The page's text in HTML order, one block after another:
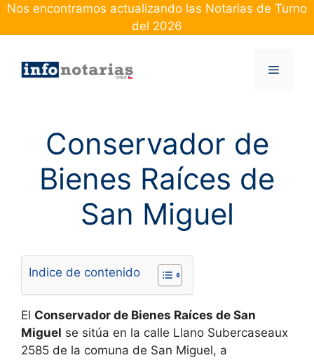
Skip
Nos encontramos actualizando las Notarias de Turno
del 2026
Menu
Conservador de
Bienes Raíces de
San Miguel
Indice de contenido
El Conservador de Bienes Raíces de San
Miguel se sitúa en la calle Llano Subercaseaux
2585 de la comuna de San Miguel, a